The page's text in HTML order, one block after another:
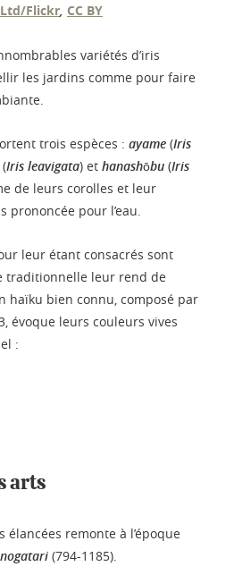
Flickr CC BY
variétés d’iris
les jardins comme pour faire
trois espèces : ayame (Iris
(Iris leavigata) et hanashōbu (Iris
de leurs corolles et leur
pour l’eau.
leur étant consacrés sont
traditionnelle leur rend de
haïku bien connu, composé par
évoque leurs couleurs vives
:
arts
élancées remonte à l’époque
(794-1185).